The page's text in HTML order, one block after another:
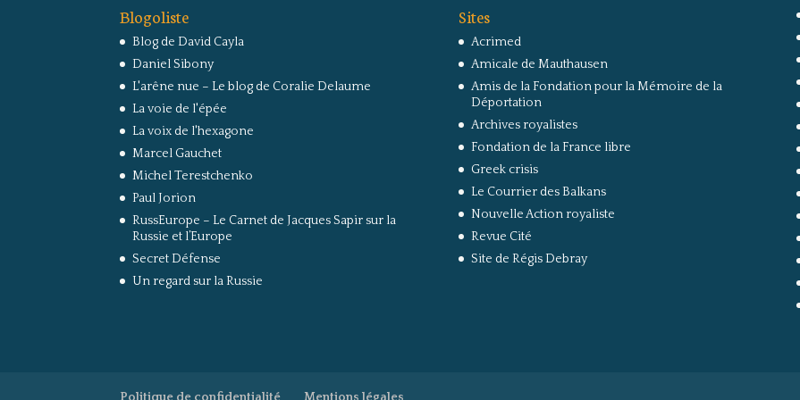
Blogoliste
Blog de David Cayla
Daniel Sibony
L'arêne nue – Le blog de Coralie Delaume
La voie de l'épée
La voix de l'hexagone
Marcel Gauchet
Michel Terestchenko
Paul Jorion
RussEurope – Le Carnet de Jacques Sapir sur la
Russie et l’Europe
Secret Défense
Un regard sur la Russie
Sites
Acrimed
Amicale de Mauthausen
Amis de la Fondation pour la Mémoire de la
Déportation
Archives royalistes
Fondation de la France libre
Greek crisis
Le Courrier des Balkans
Nouvelle Action royaliste
Revue Cité
Site de Régis Debray
Politique de confidentialité Mentions légales